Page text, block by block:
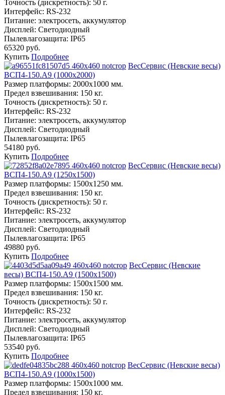
Точность (дискретность): 50 г.
Интерфейс: RS-232
Питание: электросеть, аккумулятор
Дисплей: Светодиодный
Пылевлагозащита: IP65
65320 руб.
Купить Подробнее
ВесСервис (Невские весы)
ВСП4-150.А9 (1000х2000)
Размер платформы: 2000х1000 мм.
Предел взвешивания: 150 кг.
Точность (дискретность): 50 г.
Интерфейс: RS-232
Питание: электросеть, аккумулятор
Дисплей: Светодиодный
Пылевлагозащита: IP65
54180 руб.
Купить Подробнее
ВесСервис (Невские весы)
ВСП4-150.А9 (1250х1500)
Размер платформы: 1500х1250 мм.
Предел взвешивания: 150 кг.
Точность (дискретность): 50 г.
Интерфейс: RS-232
Питание: электросеть, аккумулятор
Дисплей: Светодиодный
Пылевлагозащита: IP65
49880 руб.
Купить Подробнее
ВесСервис (Невские
весы) ВСП4-150.А9 (1500х1500)
Размер платформы: 1500х1500 мм.
Предел взвешивания: 150 кг.
Точность (дискретность): 50 г.
Интерфейс: RS-232
Питание: электросеть, аккумулятор
Дисплей: Светодиодный
Пылевлагозащита: IP65
53540 руб.
Купить Подробнее
ВесСервис (Невские весы)
ВСП4-150.А9 (1000х1500)
Размер платформы: 1500х1000 мм.
Предел взвешивания: 150 кг.